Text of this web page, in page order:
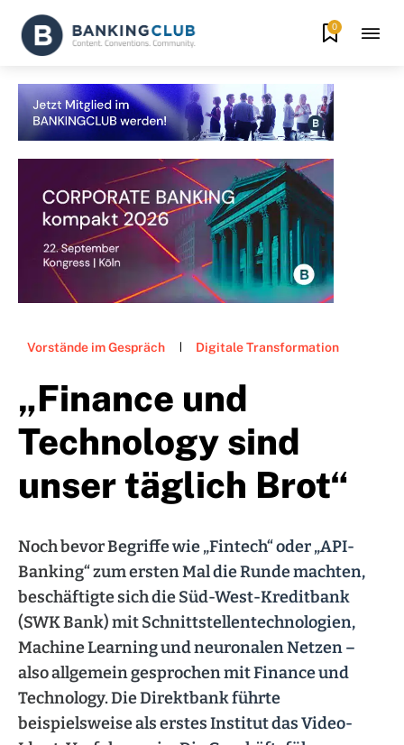
0
Vorstände im Gespräch Digitale Transformation
„Finance und
Technology sind
unser täglich Brot“
Noch bevor Begriffe wie „Fintech“ oder „API-
Banking“ zum ersten Mal die Runde machten,
beschäftigte sich die Süd-West-Kreditbank
(SWK Bank) mit Schnittstellentechnologien,
Machine Learning und neuronalen Netzen –
also allgemein gesprochen mit Finance und
Technology. Die Direktbank führte
beispielsweise als erstes Institut das Video-